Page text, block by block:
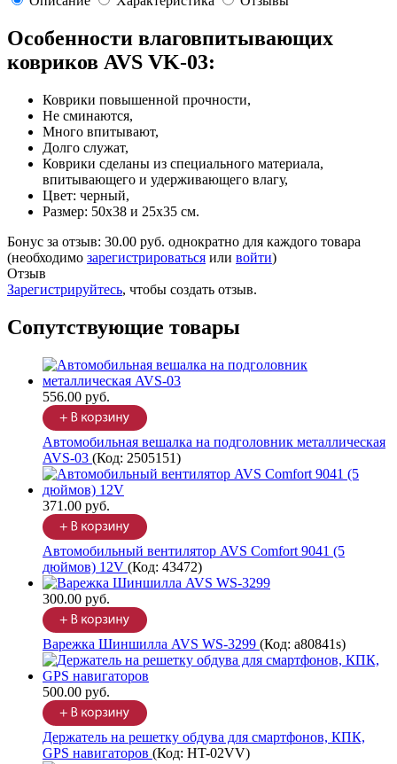
Особенности влаговпитывающих
ковриков AVS VK-03:
Коврики повышенной прочности,
Не сминаются,
Много впитывают,
Долго служат,
Коврики сделаны из специального материала,
впитывающего и удерживающего влагу,
Цвет: черный,
Размер: 50х38 и 25х35 см.
Бонус за отзыв: 30.00 руб. однократно для каждого товара
(необходимо зарегистрироваться или войти)
Отзыв
Зарегистрируйтесь, чтобы создать отзыв.
Сопутствующие товары
556.00 руб.
Автомобильная вешалка на подголовник металлическая
AVS-03 (Код: 2505151)
371.00 руб.
Автомобильный вентилятор AVS Comfort 9041 (5
дюймов) 12V (Код: 43472)
300.00 руб.
Варежка Шиншилла AVS WS-3299 (Код: a80841s)
500.00 руб.
Держатель на решетку обдува для смартфонов, КПК,
GPS навигаторов (Код: HT-02VV)